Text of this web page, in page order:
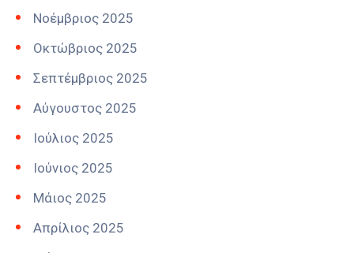
Νοέμβριος 2025
Οκτώβριος 2025
Σεπτέμβριος 2025
Αύγουστος 2025
Ιούλιος 2025
Ιούνιος 2025
Μάιος 2025
Απρίλιος 2025